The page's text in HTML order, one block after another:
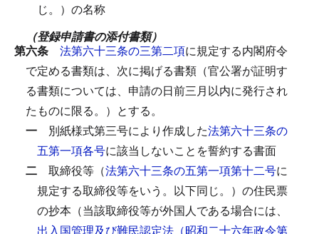
じ。）の名称
（登録申請書の添付書類）
第六条 法第六十三条の三第二項に規定する内閣府令
で定める書類は、次に掲げる書類（官公署が証明す
る書類については、申請の日前三月以内に発行され
たものに限る。）とする。
一 別紙様式第三号により作成した法第六十三条の
五第一項各号に該当しないことを誓約する書面
二 取締役等（法第六十三条の五第一項第十二号に
規定する取締役等をいう。以下同じ。）の住民票
の抄本（当該取締役等が外国人である場合には、
出入国管理及び難民認定法（昭和二十六年政令第